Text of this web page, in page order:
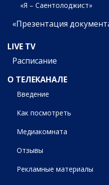
«Я – Саентолоджист»
«Презентация
LIVE TV
Расписание
О ТЕЛЕКАНАЛЕ
Введение
Как посмотреть
Медиакомната
Отзывы
Рекламные материалы